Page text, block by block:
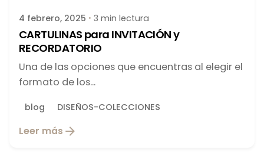
4 febrero, 2025 3 min lectura
CARTULINAS para INVITACIÓN y
RECORDATORIO
Una de las opciones que encuentras al elegir el
formato de los...
blog DISEÑOS-COLECCIONES
Leer más